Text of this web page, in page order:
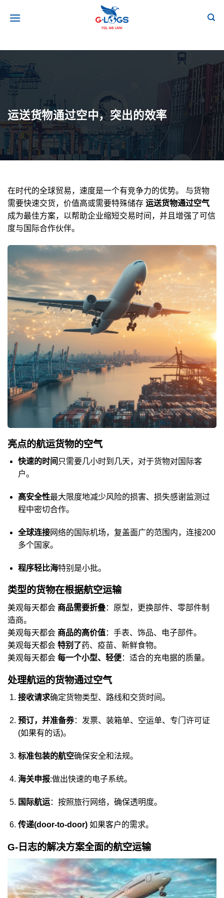
运送货物通过空中，突出的效率
在时代的全球贸易，速度是一个有竞争力的优势。 与货物
需要快速交货，价值高或需要特殊储存 运送货物通过空气
成为最佳方案，以帮助企业缩短交易时间，并且增强了可信
度与国际合作伙伴。
亮点的航运货物的空气
快速的时间 只需要几小时到几天，对于货物对国际客
户。
高安全性最大限度地减少风险的损害、损失感谢监测过
程中密切合作。
全球连接网络的国际机场，复盖面广的范围内，连接200
多个国家。
程序轻比海特别是小批。
类型的货物在根据航空运输
美观每天都会 商品需要折叠：原型，更换部件、零部件制
造商。
美观每天都会 商品的高价值：手表、饰品、电子部件。
美观每天都会 特别了药、疫苗、新鲜食物。
美观每天都会 每一个小型、轻便：适合的充电据的质量。
处理航运的货物通过空气
接收请求确定货物类型、路线和交货时间。
预订，并准备券：发票、装箱单、空运单、专门许可证
(如果有的话)。
标准包装的航空确保安全和法规。
海关申报:做出快速的电子系统。
国际航运：按照旅行网络，确保透明度。
传递(door-to-door)如果客户的需求。
G-日志的解决方案全面的航空运输